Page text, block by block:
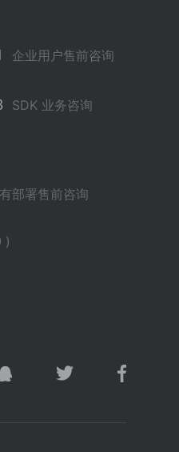
企业用户售前咨询
SDK 业务咨询
部署售前咨询
)